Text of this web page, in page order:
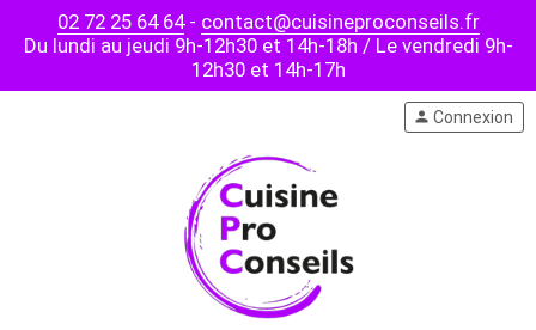
02 72 25 64 64- contact@cuisineproconseils.fr
Du lundi au jeudi 9h-12h30 et 14h-18h / Le vendredi 9h-
12h30 et 14h-17h
person Connexion